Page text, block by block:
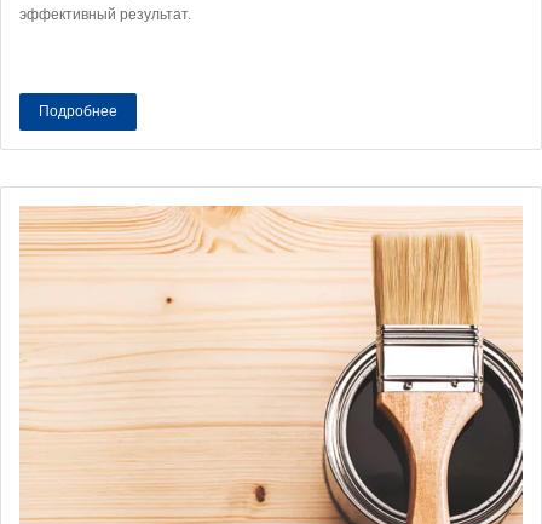
эффективный результат.
Подробнее